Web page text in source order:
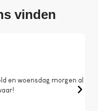
vinden
en woensdag morgen al